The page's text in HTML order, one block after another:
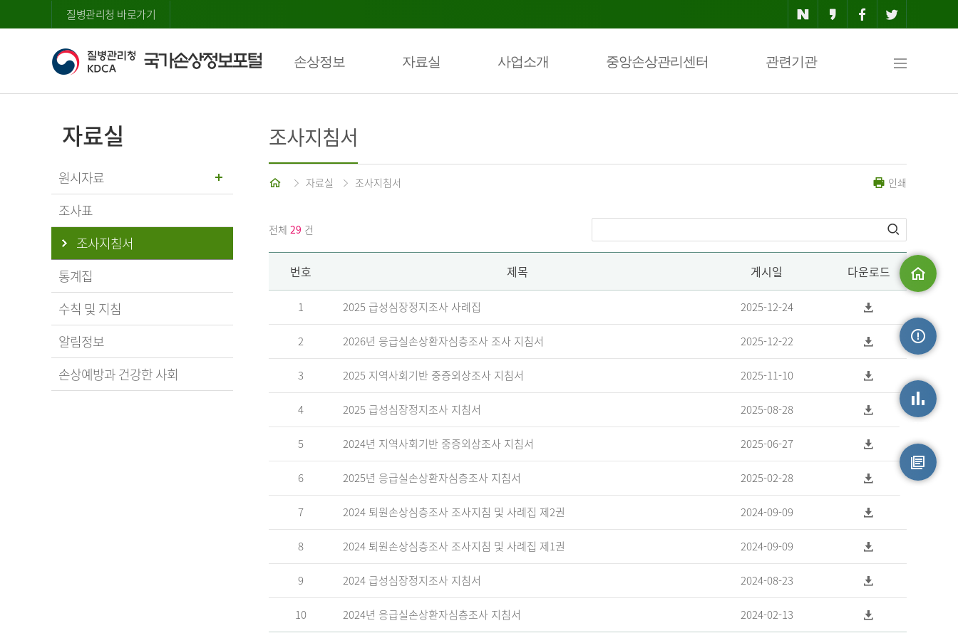
질병관리청 바로가기
손상정보 자료실 사업소개 중앙손상관리센터 관련기관
맵
자료실
원시자료
조사표
조사지침서
통계집
수칙 및 지침
알림정보
손상예방과 건강한 사회
조사지침서
홈 자료실 조사지침서 인쇄
전체 29 건
번호 제목 게시일 다운로드
1 2025 급성심장정지조사 사례집 2025-12-24
2 2026년 응급실손상환자심층조사 조사 지침서 2025-12-22
3 2025 지역사회기반 중증외상조사 지침서 2025-11-10
4 2025 급성심장정지조사 지침서 2025-08-28
5 2024년 지역사회기반 중증외상조사 지침서 2025-06-27
6 2025년 응급실손상환자심층조사 지침서 2025-02-28
7 2024 퇴원손상심층조사 조사지침 및 사례집 제2권 2024-09-09
8 2024 퇴원손상심층조사 조사지침 및 사례집 제1권 2024-09-09
9 2024 급성심장정지조사 지침서 2024-08-23
10 2024년 응급실손상환자심층조사 지침서 2024-02-13